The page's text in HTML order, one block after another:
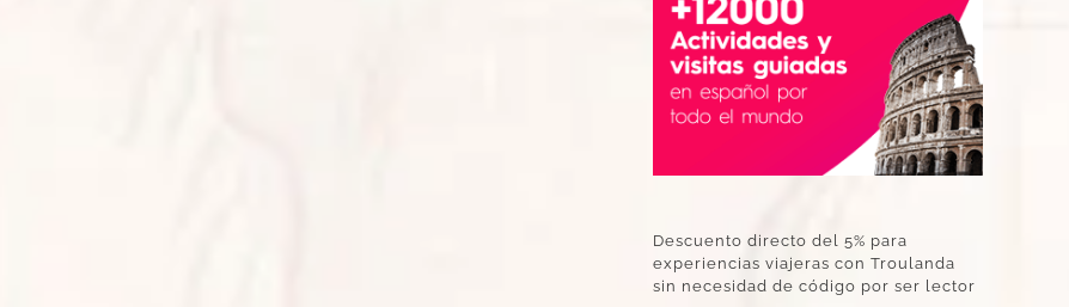
Descuento directo del 5% para
experiencias viajeras con Troulanda
sin necesidad de código por ser lector